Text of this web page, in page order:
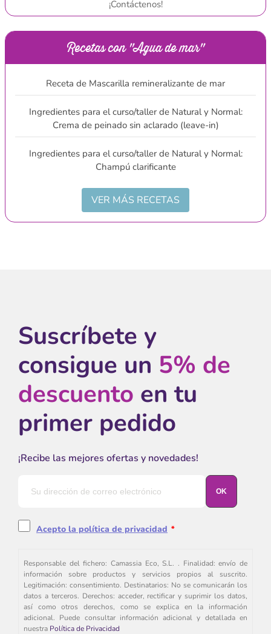
¡Contáctenos!
Recetas con "Agua de mar"
Receta de Mascarilla remineralizante de mar
Ingredientes para el curso/taller de Natural y Normal:
Crema de peinado sin aclarado (leave-in)
Ingredientes para el curso/taller de Natural y Normal:
Champú clarificante
VER MÁS RECETAS
Suscríbete y
consigue un 5% de
descuento en tu
primer pedido
¡Recibe las mejores ofertas y novedades!
Acepto la política de privacidad *
Responsable del fichero: Camassia Eco, S.L. . Finalidad: envío de
información sobre productos y servicios propios al suscrito.
Legitimación: consentimiento. Destinatarios: No se comunicarán los
datos a terceros. Derechos: acceder, rectificar y suprimir los datos,
así como otros derechos, como se explica en la información
adicional. Puede consultar información adicional y detallada en
nuestra Política de Privacidad